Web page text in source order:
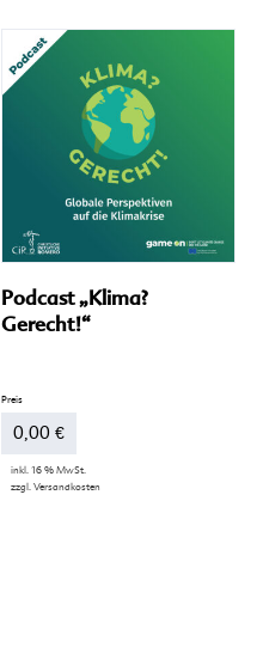
weist
mehrere
Varianten
Optionen
Produktseite
gewählt
Podcast „Klima?
Gerecht!“
0,00 €
inkl. 16 % MwSt.
zzgl. Versandkosten